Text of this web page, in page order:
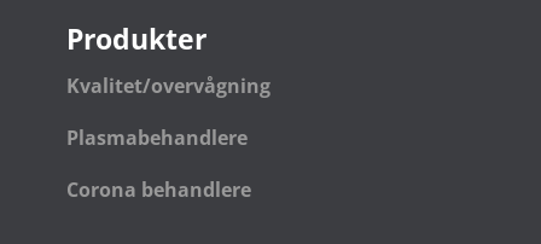
Produkter
Kvalitet/overvågning
Plasmabehandlere
Corona behandlere